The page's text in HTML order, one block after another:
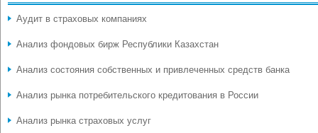
Аудит в страховых компаниях
Анализ фондовых бирж Республики Казахстан
Анализ состояния собственных и привлеченных средств банка
Анализ рынка потребительского кредитования в России
Анализ рынка страховых услуг